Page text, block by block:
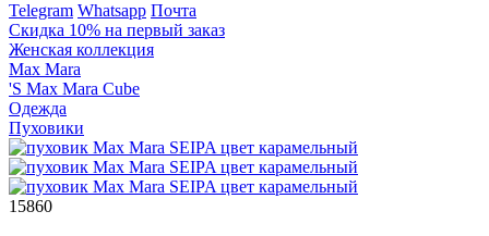
Telegram Whatsapp Почта
Скидка 10% на первый заказ
Женская коллекция
Max Mara
'S Max Mara Cube
Одежда
Пуховики
15860